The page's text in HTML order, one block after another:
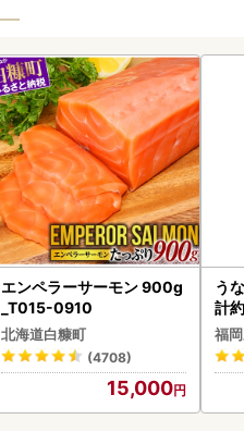
エンペラーサーモン 900g
_T015-0910
北海道白糠町
(4708)
15,000
う
計
な
福